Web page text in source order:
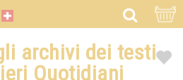
archivi dei testi
Quotidiani